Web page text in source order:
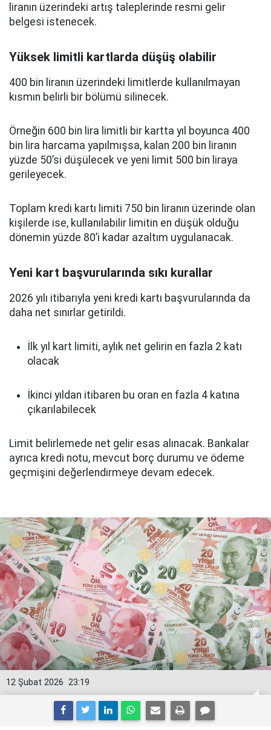
liranın üzerindeki artış taleplerinde resmi gelir
belgesi istenecek.
Yüksek limitli kartlarda düşüş olabilir
400 bin liranın üzerindeki limitlerde kullanılmayan
kısmın belirli bir bölümü silinecek.
Örneğin 600 bin lira limitli bir kartta yıl boyunca 400
bin lira harcama yapılmışsa, kalan 200 bin liranın
yüzde 50’si düşülecek ve yeni limit 500 bin liraya
gerileyecek.
Toplam kredi kartı limiti 750 bin liranın üzerinde olan
kişilerde ise, kullanılabilir limitin en düşük olduğu
dönemin yüzde 80’i kadar azaltım uygulanacak.
Yeni kart başvurularında sıkı kurallar
2026 yılı itibarıyla yeni kredi kartı başvurularında da
daha net sınırlar getirildi.
İlk yıl kart limiti, aylık net gelirin en fazla 2 katı
olacak
İkinci yıldan itibaren bu oran en fazla 4 katına
çıkarılabilecek
Limit belirlemede net gelir esas alınacak. Bankalar
ayrıca kredi notu, mevcut borç durumu ve ödeme
geçmişini değerlendirmeye devam edecek.
23:19
12 Şubat 2026